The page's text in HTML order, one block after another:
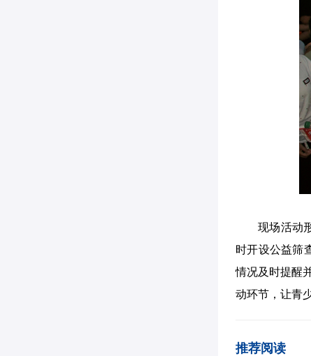
现场活动
时开设公益筛
情况及时提醒
动环节，让青
推荐阅读